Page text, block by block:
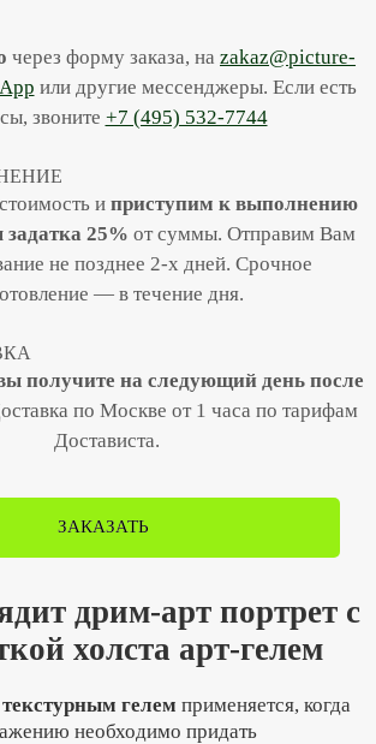
через форму заказа, на zakaz@picture-
или другие мессенджеры. Если есть
звоните +7 (495) 532-7744
и приступим к выполнению
задатка 25% от суммы. Отправим Вам
не позднее 2-х дней. Срочное
— в течение дня.
получите на следующий день после
по Москве от 1 часа по тарифам
Достависта.
ЗАКАЗАТЬ
дрим-арт портрет с
холста арт-гелем
текстурным гелем применяется, когда
необходимо придать